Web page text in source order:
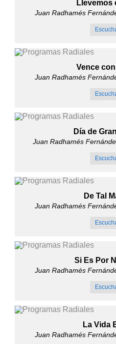
Llevemos
Juan Radhamés
Vence
Juan Radhamés
Día de
Juan Radhamés
De Tal
Juan Radhamés
Si Es Por
Juan Radhamés
La Vida
Juan Radhamés